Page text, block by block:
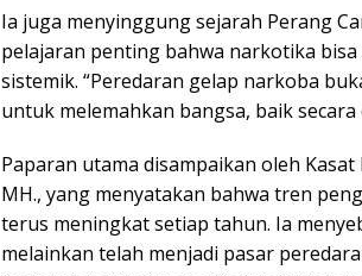
Ia juga menyinggung sejarah Perang
pelajaran penting bahwa narkotika
sistemik. “Peredaran gelap narkoba
untuk melemahkan bangsa, baik
Paparan utama disampaikan oleh Kasat
MH., yang menyatakan bahwa tren
terus meningkat setiap tahun. Ia
melainkan telah menjadi pasar